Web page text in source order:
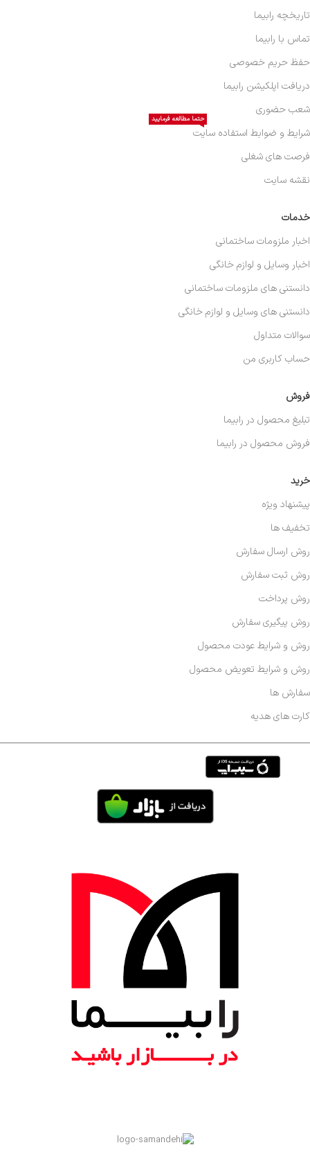
خرید
پیشنهاد ویژه
تخفیف ها
روش ارسال سفارش
روش ثبت سفارش
روش پرداخت
روش پیگیری سفارش
روش و شرایط عودت محصول
روش و شرایط تعویض محصول
سفارش ها
کارت های هدیه
فروش
تبلیغ محصول در رابیما
فروش محصول در رابیما
خدمات
اخبار ملزومات ساختمانی
اخبار وسایل و لوازم خانگی
دانستنی های ملزومات ساختمانی
دانستنی های وسایل و لوازم خانگی
سوالات متداول
حساب کاربری من
تاریخچه رابیما
تماس با رابیما
حفظ حریم خصوصی
دریافت اپلکیشن رابیما
شعب حضوری
شرایط و ضوابط استفاده سایت
حتما مطالعه فرمایید
فرصت های شغلی
نقشه سایت